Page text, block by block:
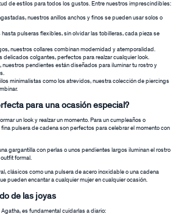
de estilos para todos los gustos. Entre nuestros imprescindibles:
nuestros anillos anchos y finos se pueden usar solos o
pulseras flexibles, sin olvidar las tobilleras, cada pieza se
nuestros collares combinan modernidad y atemporalidad.
delicados colgantes, perfectos para realzar cualquier look.
nuestros pendientes están diseñados para iluminar tu rostro y
minimalistas como los atrevidos, nuestra colección de piercings
para una ocasión especial?
un look y realzar un momento. Para un cumpleaños o
pulsera de cadena son perfectos para celebrar el momento con
gargantilla con perlas o unos pendientes largos iluminan el rostro
formal.
clásicos como una pulsera de acero inoxidable o una cadena
pueden encantar a cualquier mujer en cualquier ocasión.
de las joyas
es fundamental cuidarlas a diario: